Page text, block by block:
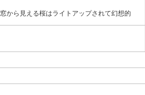
窓から見える桜はライトアップされて幻想的